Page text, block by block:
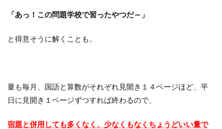
「あっ！この問題学校で習ったやつだ～」
と得意そうに解くことも。
量も毎月、 国語と算数がそれぞれ見開き１４ページほど、平
日に見開き１ページずつすれば終わるので、
宿題と併用しても多くなく、少なくもなくちょうどいい量で